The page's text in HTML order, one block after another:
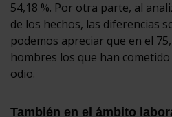
54,18 %. Por otra parte, al
de los hechos, las diferencias
podemos apreciar que en el
hombres los que han
odio.
También en el ámbito